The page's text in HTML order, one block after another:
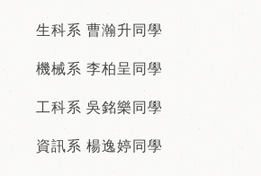
生科系 曹瀚升同學
機械系 李柏呈同學
工科系 吳銘樂同學
資訊系 楊逸婷同學